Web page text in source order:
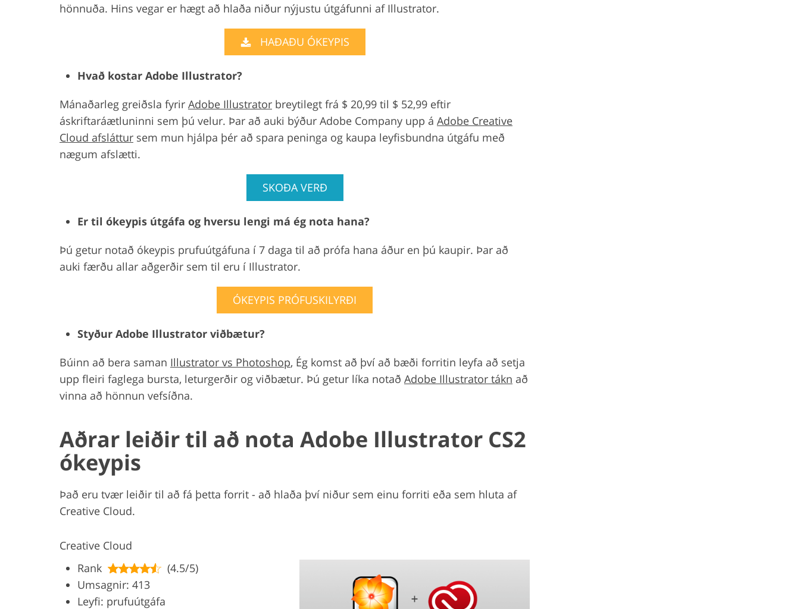
hönnuða. Hins vegar er hægt að hlaða niður nýjustu útgáfunni af Illustrator.
HAÐAÐU ÓKEYPIS
Hvað kostar Adobe Illustrator?
Mánaðarleg greiðsla fyrir Adobe Illustrator breytilegt frá $ 20,99 til $ 52,99 eftir
áskriftaráætluninni sem þú velur. Þar að auki býður Adobe Company upp á Adobe Creative
Cloud afsláttur sem mun hjálpa þér að spara peninga og kaupa leyfisbundna útgáfu með
nægum afslætti.
SKOÐA VERÐ
Er til ókeypis útgáfa og hversu lengi má ég nota hana?
Þú getur notað ókeypis prufuútgáfuna í 7 daga til að prófa hana áður en þú kaupir. Þar að
auki færðu allar aðgerðir sem til eru í Illustrator.
ÓKEYPIS PRÓFUSKILYRÐI
Styður Adobe Illustrator viðbætur?
Búinn að bera saman Illustrator vs Photoshop, Ég komst að því að bæði forritin leyfa að setja
upp fleiri faglega bursta, leturgerðir og viðbætur. Þú getur líka notað Adobe Illustrator tákn að
vinna að hönnun vefsíðna.
Aðrar leiðir til að nota Adobe Illustrator CS2
ókeypis
Það eru tvær leiðir til að fá þetta forrit - að hlaða því niður sem einu forriti eða sem hluta af
Creative Cloud.
Creative Cloud
Rank
(4.5/5)
Umsagnir: 413
Leyfi: prufuútgáfa